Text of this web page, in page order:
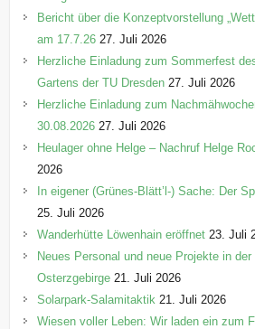
Bericht über die Konzeptvorstellung
am 17.7.26 27. Juli 2026
Herzliche Einladung zum Sommerfest
Gartens der TU Dresden 27. Juli 2026
Herzliche Einladung zum
30.08.2026 27. Juli 2026
Heulager ohne Helge – Nachruf Helge
2026
In eigener (Grünes-Blätt’l-) Sache: Der
25. Juli 2026
Wanderhütte Löwenhain eröffnet 23. Juli
Neues Personal und neue Projekte in
Osterzgebirge 21. Juli 2026
Solarpark-Salamitaktik 21. Juli 2026
Wiesen voller Leben: Wir laden ein zum